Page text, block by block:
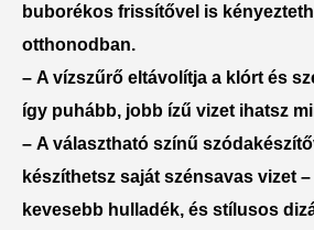
buborékos frissítővel is
otthonodban.
– A vízszűrő eltávolítja a klórt és
így puhább, jobb ízű vizet ihatsz
– A választható színű
készíthetsz saját szénsavas vizet
kevesebb hulladék, és stílusos